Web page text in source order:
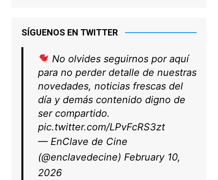
SÍGUENOS EN TWITTER
No olvides seguirnos por aquí
para no perder detalle de nuestras
novedades, noticias frescas del
día y demás contenido digno de
ser compartido.
pic.twitter.com/LPvFcRS3zt
— EnClave de Cine
(@enclavedecine) February 10,
2026